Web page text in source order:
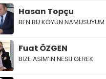
Hasan Topçu
BEN BU KÖYÜN NAMUSUYUM
Fuat ÖZGEN
BİZE ASIM’IN NESLİ GEREK